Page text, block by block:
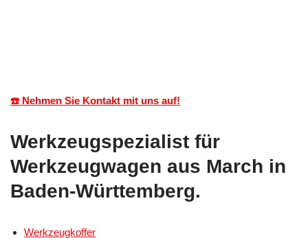
☎️ Nehmen Sie Kontakt mit uns auf!
Werkzeugspezialist für
Werkzeugwagen aus March in
Baden-Württemberg.
Werkzeugkoffer